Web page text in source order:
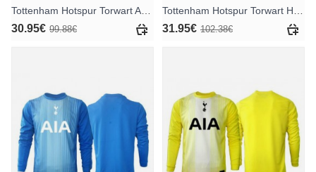
30.95€ 99.88€ 31.95€ 102.38€